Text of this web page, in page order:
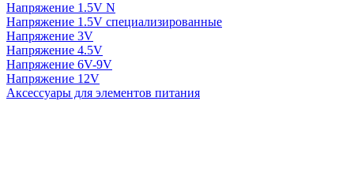
Напряжение 1.5V N
Напряжение 1.5V специализированные
Напряжение 3V
Напряжение 4.5V
Напряжение 6V-9V
Напряжение 12V
Аксессуары для элементов питания